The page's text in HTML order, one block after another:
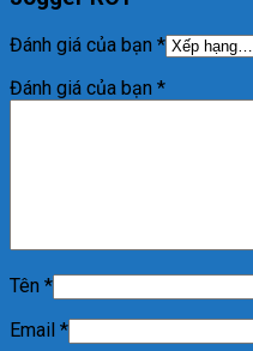
Đánh giá của bạn *
Đánh giá của bạn *
Tên *
Email *